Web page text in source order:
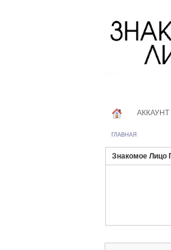
АККАУНТ
ГЛАВНАЯ
Знакомое Лицо